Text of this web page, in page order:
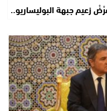
زعيم جبهة البوليساريو..